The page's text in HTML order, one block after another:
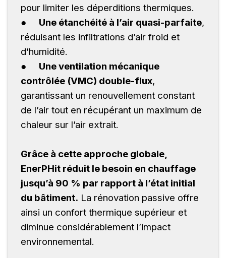
pour limiter les déperditions thermiques.
● Une étanchéité à l’air quasi-parfaite,
réduisant les infiltrations d’air froid et
d’humidité.
● Une ventilation mécanique
contrôlée (VMC) double-flux,
garantissant un renouvellement constant
de l’air tout en récupérant un maximum de
chaleur sur l’air extrait.
Grâce à cette approche globale,
EnerPHit réduit le besoin en chauffage
jusqu’à 90 % par rapport à l’état initial
du bâtiment. La rénovation passive offre
ainsi un confort thermique supérieur et
diminue considérablement l’impact
environnemental.